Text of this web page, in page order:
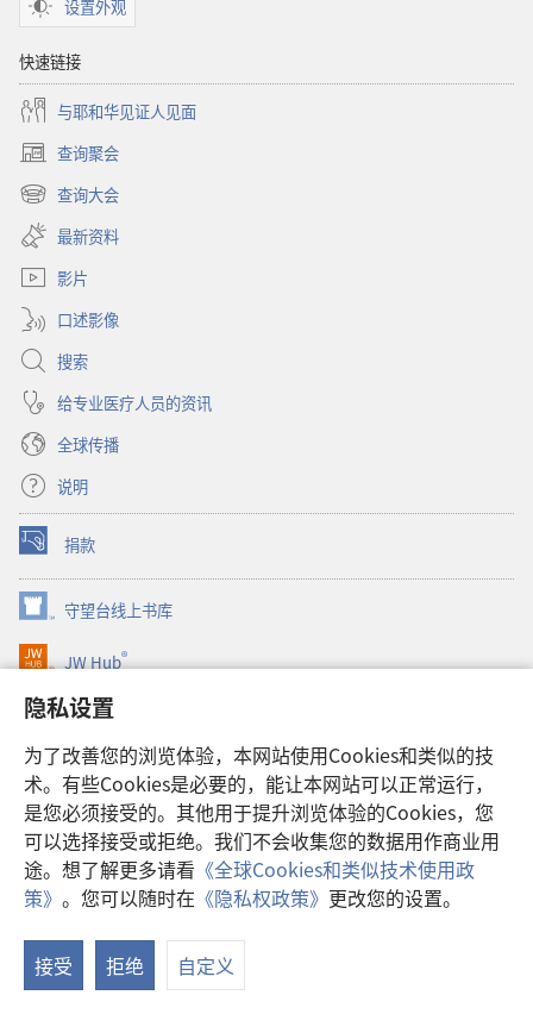
隐私设置
为了改善您的浏览体验，本网站使用Cookies和类似的技
术。有些Cookies是必要的，能让本网站可以正常运行，
是您必须接受的。其他用于提升浏览体验的Cookies，您
可以选择接受或拒绝。我们不会收集您的数据用作商业用
途。想了解更多请看 《全球Cookies和类似技术使用政
策》 。您可以随时在 《隐私权政策》 更改您的设置。
接受 拒绝 自定义
设置外观
快速链接
与耶和华见证人见面
查询聚会
（打
开
新
窗
口）
查询大会
（打
开
新
窗
最新资料
影片
口述影像
搜索
给专业医疗人员的资讯
全球传播
说明
捐款
（打
开
新
窗
口）
守望台线上书库
（打
开
新
口）
JW Hub®
（打
开
新
窗
口）
JW Library®
Watchtower Library
Copyright© 2026 Watch Tower Bible and Tract Society of Pennsylvania.
使用条款|隐私权政策| 隐私设置